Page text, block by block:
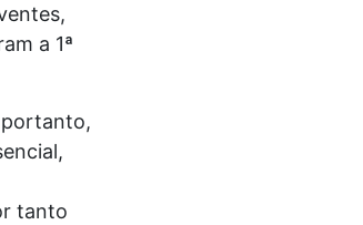
a 1ª
portanto,
tanto